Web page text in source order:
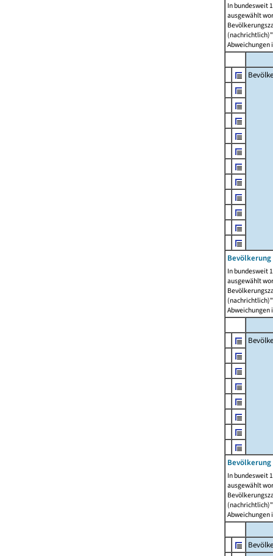
In bundesweit
ausgewählt
Abweichungen
In bundesweit
ausgewählt
Abweichungen
In bundesweit
ausgewählt
Abweichungen